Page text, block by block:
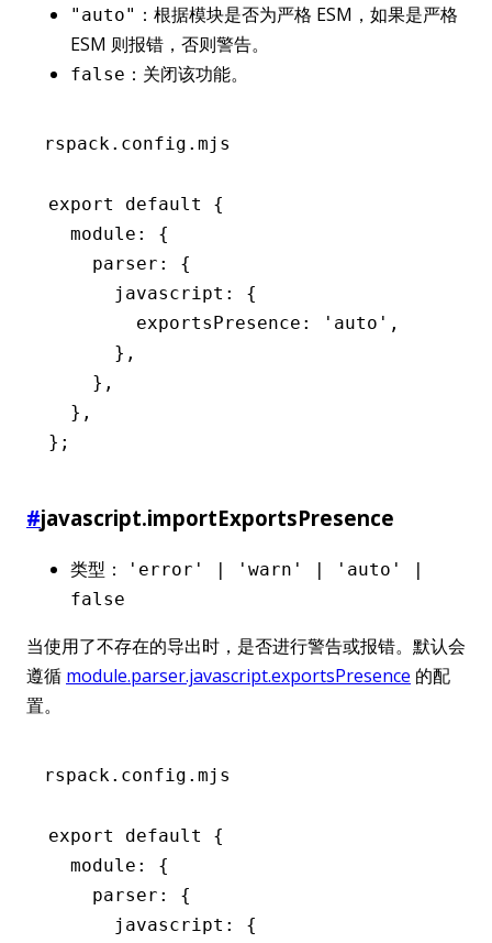
"auto" ：根据模块是否为严格 ESM，如果是严格
ESM 则报错，否则警告。
false ：关闭该功能。
rspack.config.mjs
export default
{
  module
:
{
    parser
:
{
      javascript
:
{
        exportsPresence
: 'auto' ,
      }
,
    }
,
  }
,
};
#javascript.importExportsPresence
类型：
'error' | 'warn' | 'auto' |
false
当使用了不存在的导出时，是否进行警告或报错。默认会
遵循 module.parser.javascript.exportsPresence 的配
置。
rspack.config.mjs
export default
{
  module
:
{
    parser
:
{
      javascript
:
{